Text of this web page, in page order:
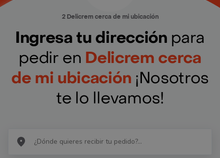
2 Delicrem cerca de mi ubicación
Ingresa tu dirección para
pedir en Delicrem cerca
de mi ubicación ¡Nosotros
te lo llevamos!